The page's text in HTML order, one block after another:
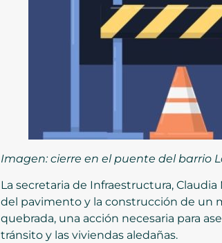
Imagen: cierre en el puente del barrio
La secretaria de Infraestructura,
del pavimento y la construcción de un
quebrada, una acción necesaria para
tránsito y las viviendas aledañas.